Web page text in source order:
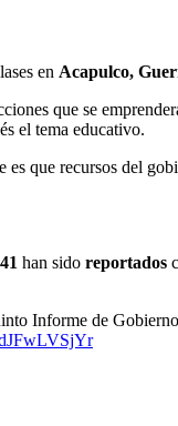
en Acapulco,
que se
el tema educativo.
que recursos del
han sido reportados
Informe de